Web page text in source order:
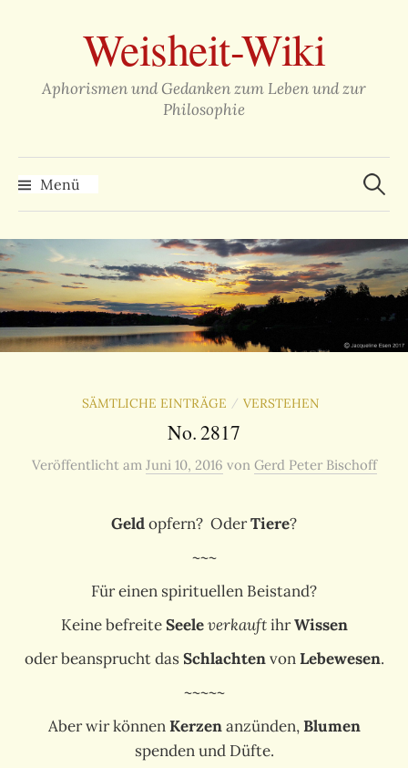
überspringenWeisheit-Wiki
Aphorismen und Gedanken zum Leben und zur
Philosophie
Menü
Suchen
nach:
SÄMTLICHE EINTRÄGE / VERSTEHEN
No. 2817
Veröffentlicht am Juni 10, 2016 von Gerd Peter Bischoff
Geldopfern? OderTiere?
~~~
Für einen spirituellen Beistand?
Keine befreiteSeele verkauftihrWissen
oder beansprucht dasSchlachtenvonLebewesen.
~~~~~
Aber wir könnenKerzenanzünden,Blumen
spenden und Düfte.